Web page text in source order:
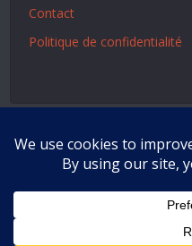
Contact
Politique de confidentialité